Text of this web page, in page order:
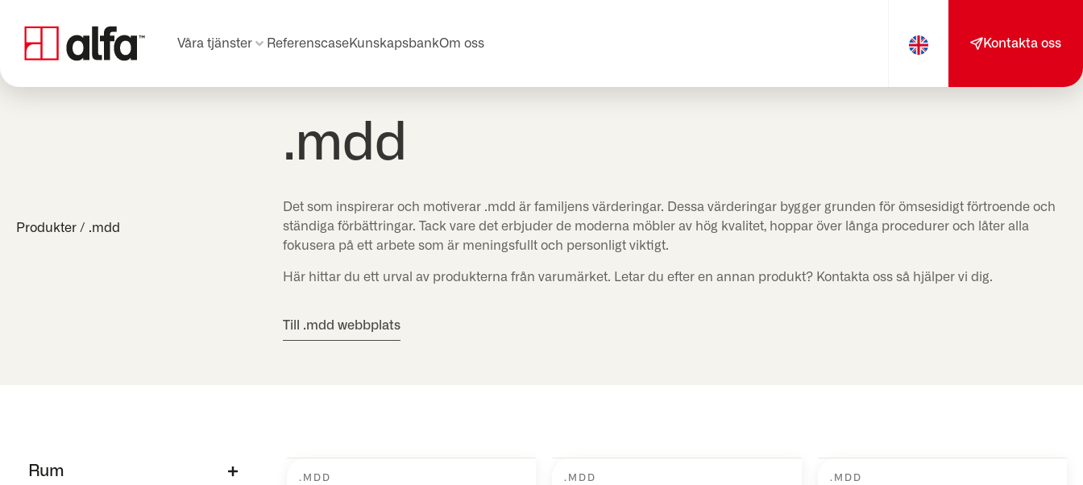
Våra tjänster ReferenscaseKunskapsbankOm oss Kontakta oss
Produkter / .mdd
.mdd
Det som inspirerar och motiverar .mdd är familjens värderingar. Dessa värderingar bygger grunden för ömsesidigt förtroende och
ständiga förbättringar. Tack vare det erbjuder de moderna möbler av hög kvalitet, hoppar över långa procedurer och låter alla
fokusera på ett arbete som är meningsfullt och personligt viktigt.
Här hittar du ett urval av produkterna från varumärket. Letar du efter en annan produkt? Kontakta oss så hjälper vi dig.
Till .mdd webbplats
Rum .MDD .MDD .MDD